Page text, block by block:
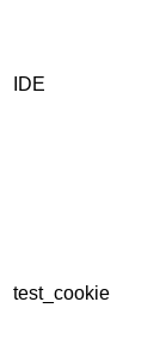
IDE
test_cookie